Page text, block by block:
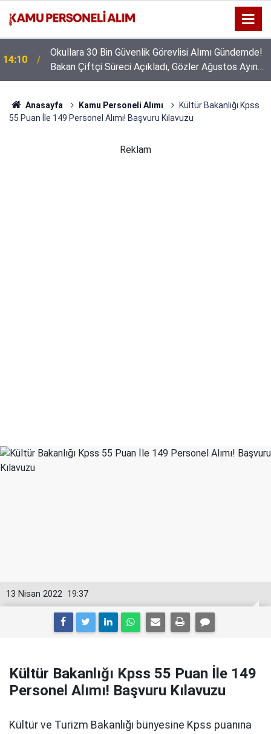
14:10
Okullara 30 Bin Güvenlik Görevlisi Alımı Gündemde!
Bakan Çiftçi Süreci Açıkladı, Gözler Ağustos Ayına
Çevrildi
Anasayfa Kamu Personeli Alımı
Kültür Bakanlığı Kpss
55 Puan İle 149 Personel Alımı! Başvuru Kılavuzu
Reklam
19:37
13 Nisan 2022
Kültür Bakanlığı Kpss 55 Puan İle 149
Personel Alımı! Başvuru Kılavuzu
Kültür ve Turizm Bakanlığı bünyesine Kpss puanına